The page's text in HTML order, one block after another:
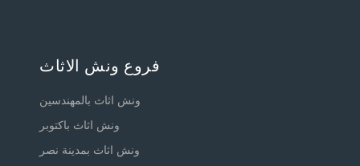
فروع ونش الاثاث
ونش اثاث بالمهندسين
ونش اثاث باكتوبر
ونش اثاث بمدينة نصر